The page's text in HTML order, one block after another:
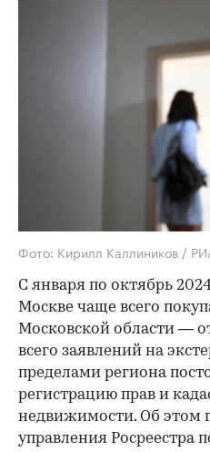
Фото: Кирилл Каллиников /
С января по октябрь
Москве чаще всего
Московской области —
всего заявлений на
пределами региона
регистрацию прав и
недвижимости. Об этом
управления Росреестра